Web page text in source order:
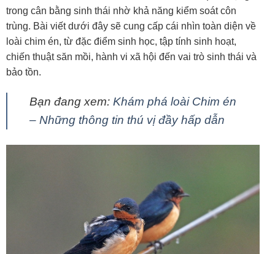
trong cân bằng sinh thái nhờ khả năng kiểm soát côn
trùng. Bài viết dưới đây sẽ cung cấp cái nhìn toàn diện về
loài chim én, từ đặc điểm sinh học, tập tính sinh hoạt,
chiến thuật săn mồi, hành vi xã hội đến vai trò sinh thái và
bảo tồn.
Bạn đang xem: Khám phá loài Chim én
– Những thông tin thú vị đầy hấp dẫn